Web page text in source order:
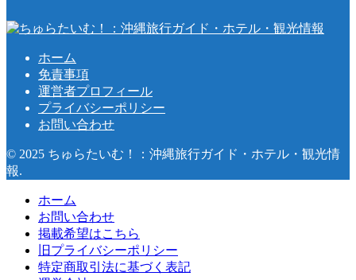
ホーム
免責事項
運営者プロフィール
プライバシーポリシー
お問い合わせ
© 2025 ちゅらたいむ！：沖縄旅行ガイド・ホテル・観光情
報.
ホーム
お問い合わせ
掲載希望はこちら
旧プライバシーポリシー
特定商取引法に基づく表記